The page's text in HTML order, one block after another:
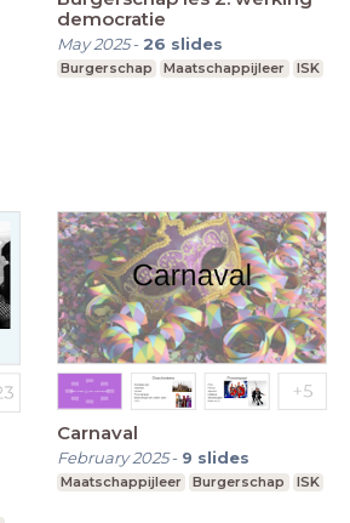
democratie
May 2025- 26 slides
Burgerschap Maatschappijleer ISK
Carnaval
February 2025- 9 slides
Maatschappijleer Burgerschap ISK